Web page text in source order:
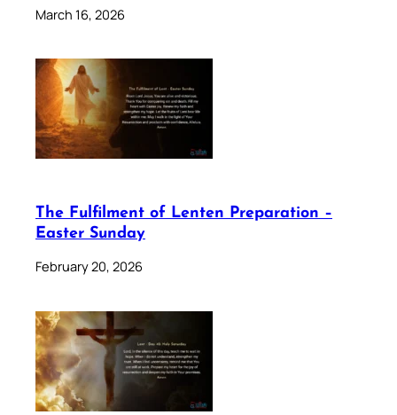
March 16, 2026
The Fulfilment of Lenten Preparation –
Easter Sunday
February 20, 2026